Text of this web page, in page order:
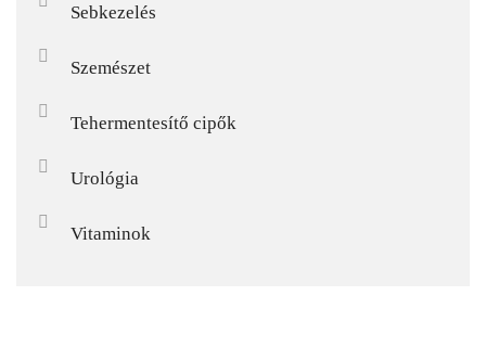
Sebkezelés
Szemészet
Tehermentesítő cipők
Urológia
Vitaminok